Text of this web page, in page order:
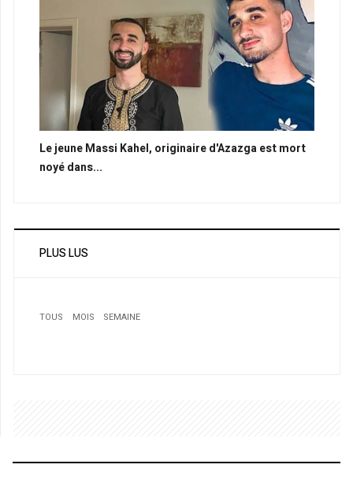
Le jeune Massi Kahel, originaire d'Azazga est mort
noyé dans...
PLUS LUS
TOUS MOIS SEMAINE
1
1
1